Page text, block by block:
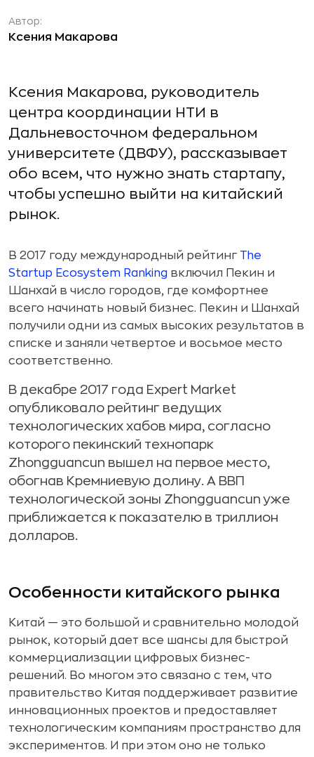
Автор:
Ксения Макарова
Ксения Макарова, руководитель
центра координации НТИ в
Дальневосточном федеральном
университете (ДВФУ), рассказывает
обо всем, что нужно знать стартапу,
чтобы успешно выйти на китайский
рынок.
В 2017 году международный рейтинг The
Startup Ecosystem Ranking включил Пекин и
Шанхай в число городов, где комфортнее
всего начинать новый бизнес. Пекин и Шанхай
получили одни из самых высоких результатов в
списке и заняли четвертое и восьмое место
соответственно.
В декабре 2017 года Expert Market
опубликовало рейтинг ведущих
технологических хабов мира, согласно
которого пекинский технопарк
Zhongguancun вышел на первое место,
обогнав Кремниевую долину. А ВВП
технологической зоны Zhongguancun уже
приближается к показателю в триллион
долларов.
Особенности китайского рынка
Китай — это большой и сравнительно молодой
рынок, который дает все шансы для быстрой
коммерциализации цифровых бизнес-
решений. Во многом это связано с тем, что
правительство Китая поддерживает развитие
инновационных проектов и предоставляет
технологическим компаниям пространство для
экспериментов. И при этом оно не только